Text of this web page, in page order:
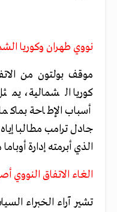
نووي طهران وكوريا
موقف بولتون من
كوريا الشمالية،
أسباب الإطاحة
جادل ترامب مطالبا
الذي أبرمته إدارة
الغاء الاتفاق النووي
تشير آراء الخبراء